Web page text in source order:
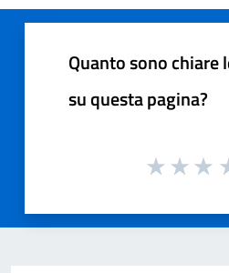
Quanto sono
su questa pagina?